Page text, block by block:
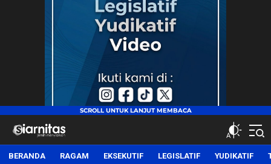
siarnitas
Jernih Menyiarkan
BERANDA RAGAM EKSEKUTIF LEGISLATIF YUDIKATIF